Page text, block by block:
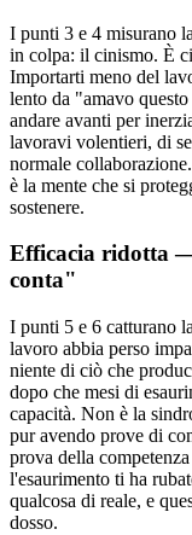
I punti 3 e 4 misurano
in colpa: il cinismo. È
Importarti meno del
lento da "amavo
andare avanti per
lavoravi volentieri, di
normale
è la mente che si
sostenere.
Efficacia ridotta
conta"
I punti 5 e 6 catturano
lavoro abbia perso
niente di ciò che
dopo che mesi di
capacità. Non è la
pur avendo prove di
prova della
l'esaurimento ti ha
qualcosa di reale, e
dosso.